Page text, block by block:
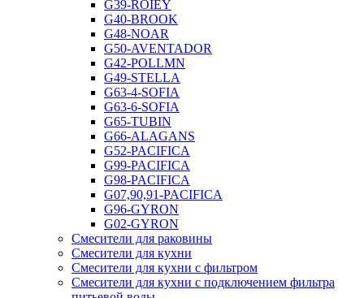
G39-ROIEY
G40-BROOK
G48-NOAR
G50-AVENTADOR
G42-POLLMN
G49-STELLA
G63-4-SOFIA
G63-6-SOFIA
G65-TUBIN
G66-ALAGANS
G52-PACIFICA
G99-PACIFICA
G98-PACIFICA
G07,90,91-PACIFICA
G96-GYRON
G02-GYRON
Смесители для раковины
Смесители для кухни
Смесители для кухни с фильтром
Смесители для кухни с подключением фильтра